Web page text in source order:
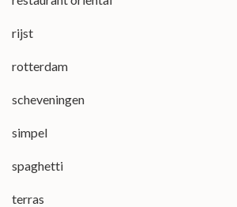
rijst
rotterdam
scheveningen
simpel
spaghetti
terras